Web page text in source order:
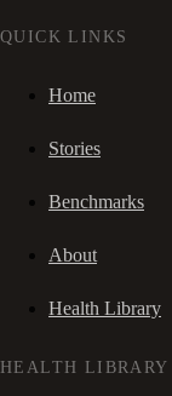
QUICK LINKS
Home
Stories
Benchmarks
About
Health Library
HEALTH LIBRARY